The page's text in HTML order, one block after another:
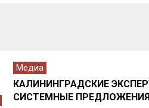
Медиа
КАЛИНИНГРАДСКИЕ
СИСТЕМНЫЕ